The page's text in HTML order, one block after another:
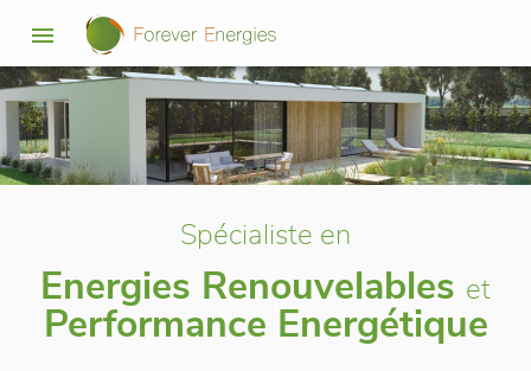
menu
Spécialiste en
Energies Renouvelables et
Performance Energétique